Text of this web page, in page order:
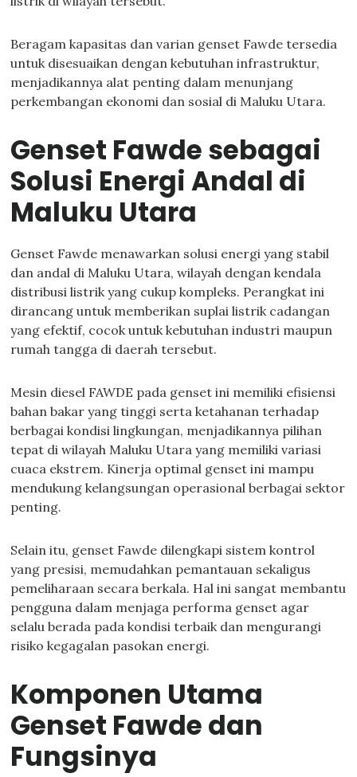
Beragam kapasitas dan varian genset Fawde tersedia
untuk disesuaikan dengan kebutuhan infrastruktur,
menjadikannya alat penting dalam menunjang
perkembangan ekonomi dan sosial di Maluku Utara.
Genset Fawde sebagai
Solusi Energi Andal di
Maluku Utara
Genset Fawde menawarkan solusi energi yang stabil
dan andal di Maluku Utara, wilayah dengan kendala
distribusi listrik yang cukup kompleks. Perangkat ini
dirancang untuk memberikan suplai listrik cadangan
yang efektif, cocok untuk kebutuhan industri maupun
rumah tangga di daerah tersebut.
Mesin diesel FAWDE pada genset ini memiliki efisiensi
bahan bakar yang tinggi serta ketahanan terhadap
berbagai kondisi lingkungan, menjadikannya pilihan
tepat di wilayah Maluku Utara yang memiliki variasi
cuaca ekstrem. Kinerja optimal genset ini mampu
mendukung kelangsungan operasional berbagai sektor
penting.
Selain itu, genset Fawde dilengkapi sistem kontrol
yang presisi, memudahkan pemantauan sekaligus
pemeliharaan secara berkala. Hal ini sangat membantu
pengguna dalam menjaga performa genset agar
selalu berada pada kondisi terbaik dan mengurangi
risiko kegagalan pasokan energi.
Komponen Utama
Genset Fawde dan
Fungsinya